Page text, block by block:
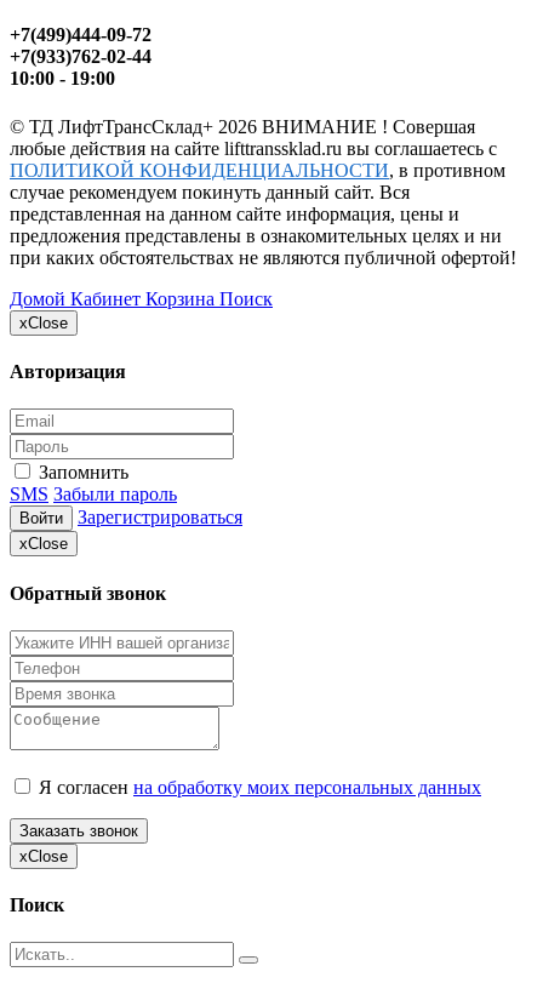
+7(499)444-09-72
+7(933)762-02-44
10:00 - 19:00
© ТД ЛифтТрансСклад+ 2026 ВНИМАНИЕ ! Совершая
любые действия на сайте lifttranssklad.ru вы соглашаетесь с
ПОЛИТИКОЙ КОНФИДЕНЦИАЛЬНОСТИ, в противном
случае рекомендуем покинуть данный сайт. Вся
представленная на данном сайте информация, цены и
предложения представлены в ознакомительных целях и ни
при каких обстоятельствах не являются публичной офертой!
Домой Кабинет Корзина Поиск
xClose
Авторизация
Запомнить
SMS Забыли пароль
Войти Зарегистрироваться
xClose
Обратный звонок
Я согласен на обработку моих персональных данных
Заказать звонок
xClose
Поиск